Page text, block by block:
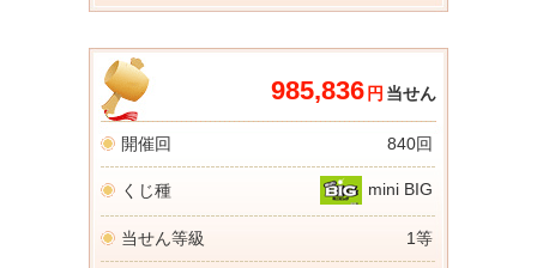
985,836 円 当せん
開催回 840回
くじ種 mini BIG
当せん等級 1等